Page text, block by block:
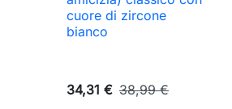
cuore di zircone
bianco
34,31 € 38,99 €